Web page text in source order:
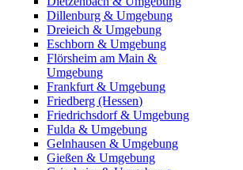
Dillenburg & Umgebung
Dreieich & Umgebung
Eschborn & Umgebung
Flörsheim am Main &
Umgebung
Frankfurt & Umgebung
Friedberg (Hessen)
Friedrichsdorf & Umgebung
Fulda & Umgebung
Gelnhausen & Umgebung
Gießen & Umgebung